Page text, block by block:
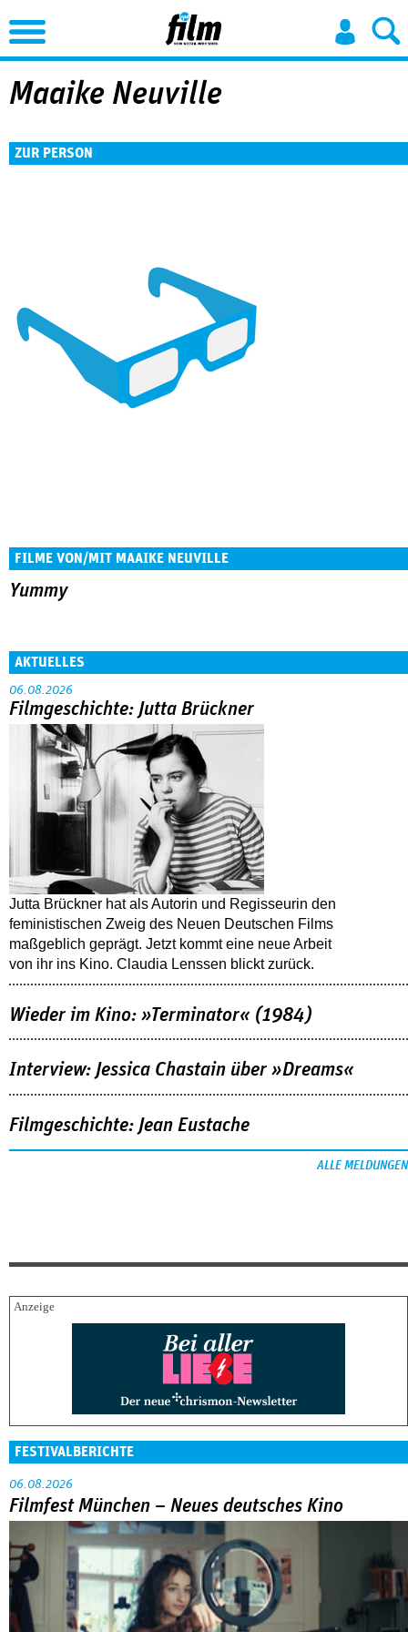
Jump to Navigation
Maaike Neuville
ZUR PERSON
FILME VON/MIT MAAIKE NEUVILLE
Yummy
AKTUELLES
06.08.2026
Filmgeschichte: Jutta Brückner
Jutta Brückner hat als Autorin und Regisseurin den
feministischen Zweig des Neuen Deutschen Films
maßgeblich geprägt. Jetzt kommt eine neue Arbeit
von ihr ins Kino. Claudia Lenssen blickt zurück.
Wieder im Kino: »Terminator« (1984)
Interview: Jessica Chastain über »Dreams«
Filmgeschichte: Jean Eustache
ALLE MELDUNGEN
FESTIVALBERICHTE
06.08.2026
Filmfest München – Neues deutsches Kino